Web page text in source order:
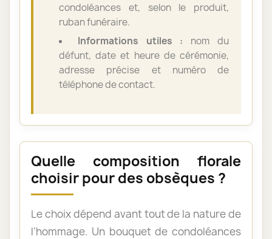
condoléances et, selon le produit,
ruban funéraire.
Informations utiles : nom du
défunt, date et heure de cérémonie,
adresse précise et numéro de
téléphone de contact.
Quelle composition florale
choisir pour des obsèques ?
Le choix dépend avant tout de la nature de
l’hommage. Un bouquet de condoléances